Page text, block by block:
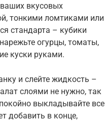
вкусовых
тонкими ломтиками или
стандарта – кубики
огурцы, томаты,
куски руками.
и слейте жидкость –
слоями не нужно, так
выкладывайте все
добавить в конце,